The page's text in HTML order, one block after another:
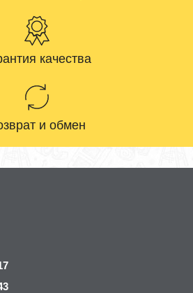
качества
и обмен